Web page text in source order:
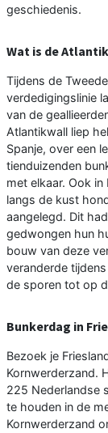
geschiedenis.
Wat is de
Tijdens de
verdedigingslinie
van de
Atlantikwall liep
Spanje, over een
tienduizenden
met elkaar. Ook
langs de kust
aangelegd. Dit
gedwongen hun
bouw van deze
veranderde
de sporen tot op
Bunkerdag in
Bezoek je
Kornwerderzand.
225 Nederlandse
te houden in de
Kornwerderzand